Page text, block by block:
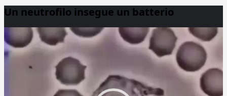
Un neutrofilo insegue un batterio
Player